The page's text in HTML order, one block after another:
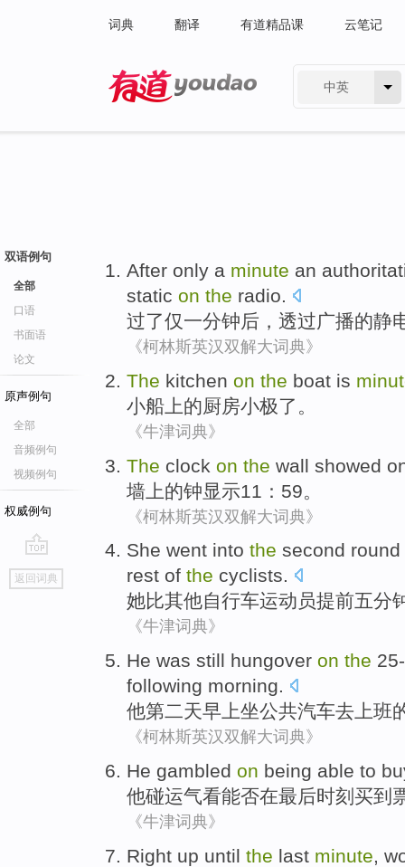
词典 翻译 有道精品课 云笔记
中英
双语例句
全部
口语
书面语
论文
原声例句
全部
音频例句
视频例句
权威例句
go
top
返回词典
After only a minute an
static on the radio.
过了仅一分钟后， 透过广播的静
《柯林斯英汉双解大词典》
The kitchen on the boat is
小船 上的厨房小极了 。
《牛津词典》
The clock on the wall showed
墙上的钟显示11：59。
《柯林斯英汉双解大词典》
She went into the second
rest of the cyclists.
她比其他自行车运动员提前五分
《牛津词典》
He was still hungover on the 25-
following morning.
他第二天早上坐公共汽车去 上班
《柯林斯英汉双解大词典》
He gambled on being able to
他碰运气看能否在最后时刻 买到
《牛津词典》
Right up until the last minute,